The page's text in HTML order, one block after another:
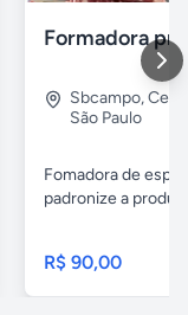
Sbcampo,
São Paulo
Fomadora de
padronize a
R$ 90,00